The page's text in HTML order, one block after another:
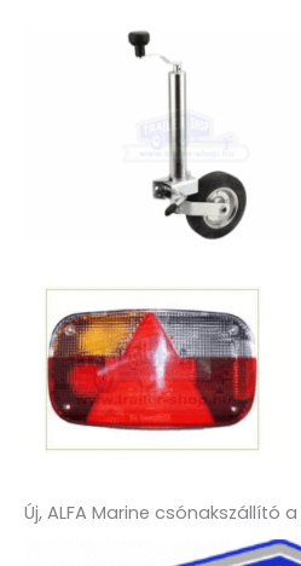
Új, ALFA Marine csónakszállító